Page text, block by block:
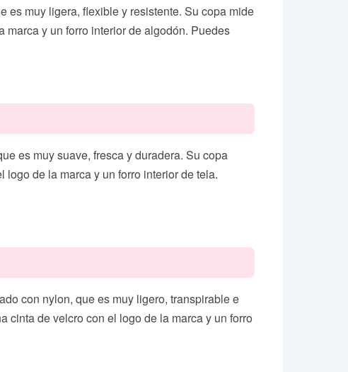
es muy ligera, flexible y resistente. Su copa mide
marca y un forro interior de algodón. Puedes
es muy suave, fresca y duradera. Su copa
de la marca y un forro interior de tela.
con nylon, que es muy ligero, transpirable e
cinta de velcro con el logo de la marca y un forro